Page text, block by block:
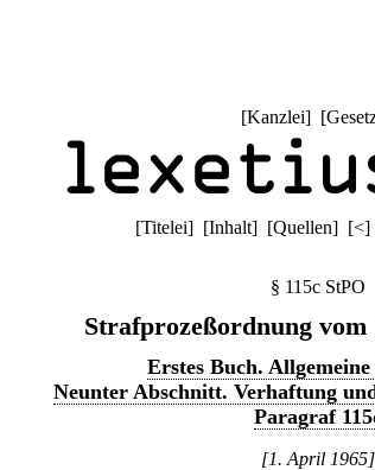
[Kanzlei] [
[Titelei] [Inhalt] [Quellen] [<]
§ 115c StPO
Strafprozeßordnung vom
Erstes Buch.
Neunter Abschnitt. Verhaftung
Paragraf
[1. April 1965]